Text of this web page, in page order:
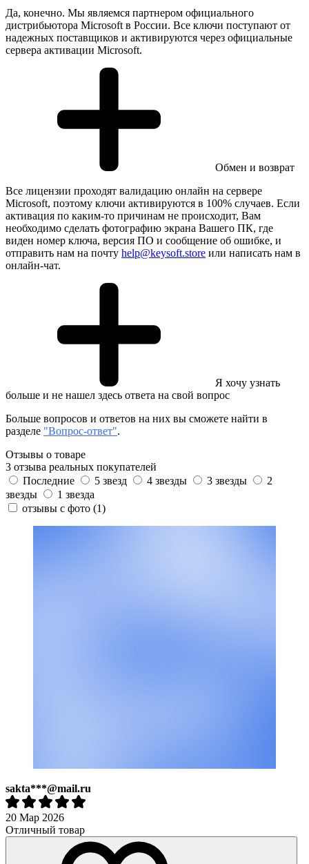
Да, конечно. Мы являемся партнером официального
дистрибьютора Microsoft в России. Все ключи поступают от
надежных поставщиков и активируются через официальные
сервера активации Microsoft.
Обмен и возврат
Все лицензии проходят валидацию онлайн на сервере
Microsoft, поэтому ключи активируются в 100% случаев. Если
активация по каким-то причинам не происходит, Вам
необходимо сделать фотографию экрана Вашего ПК, где
виден номер ключа, версия ПО и сообщение об ошибке, и
отправить нам на почту help@keysoft.store или написать нам в
онлайн-чат.
Я хочу узнать
больше и не нашел здесь ответа на свой вопрос
Больше вопросов и ответов на них вы сможете найти в
разделе "Вопрос-ответ".
Отзывы о товаре
3 отзыва реальных покупателей
Последние
5 звезд 4 звезды 3 звезды
2
звезды
1 звезда
отзывы с фото (1)
sakta***@mail.ru
20 Мар 2026
Отличный товар